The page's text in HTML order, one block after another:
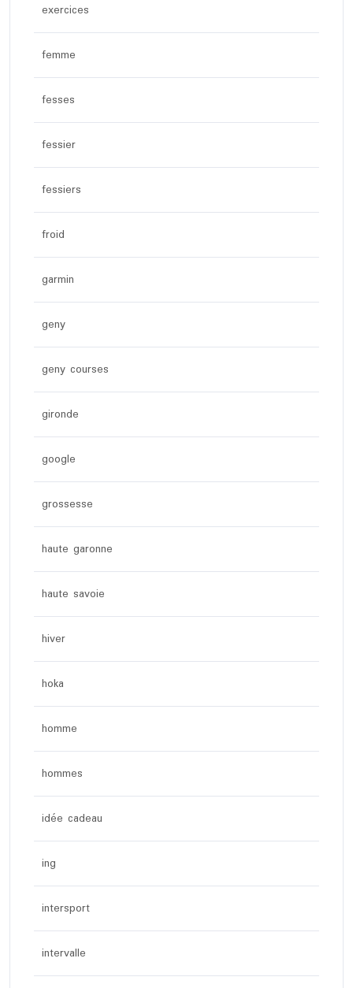
exercices
femme
fesses
fessier
fessiers
froid
garmin
geny
geny courses
gironde
google
grossesse
haute garonne
haute savoie
hiver
hoka
homme
hommes
idée cadeau
ing
intersport
intervalle